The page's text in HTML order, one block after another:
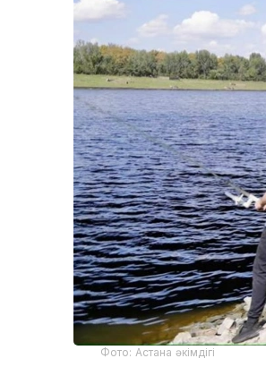
Фото: Астана әкімдігі